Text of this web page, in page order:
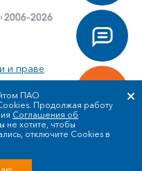
2006-2026
и праве
в отношении
ПАО
Продолжая работу
Соглашения об
не хотите, чтобы
отключите Cookies в